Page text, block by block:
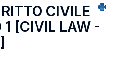
CIVILE
[CIVIL LAW -